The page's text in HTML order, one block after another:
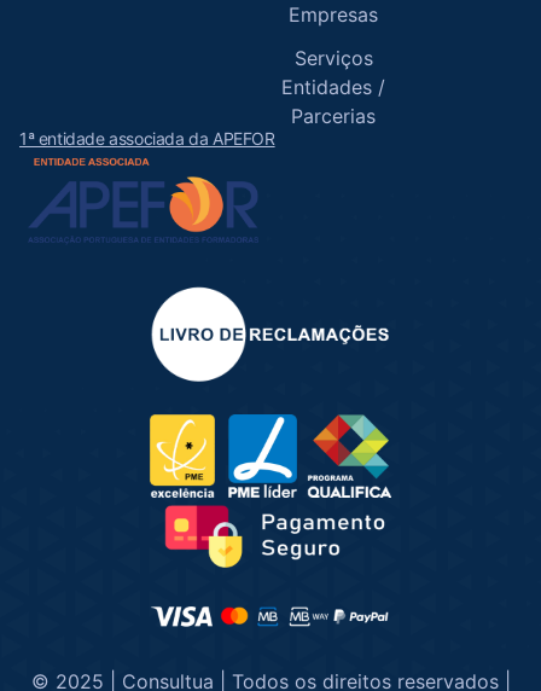
Empresas
Serviços
Entidades /
Parcerias
1ª entidade associada da APEFOR
© 2025 | Consultua | Todos os direitos reservados |